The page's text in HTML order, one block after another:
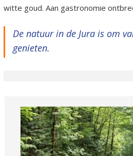
witte goud. Aan gastronomie
De natuur in de Jura is om
genieten.